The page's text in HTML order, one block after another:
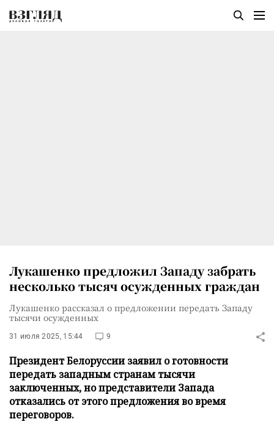
Лукашенко предложил Западу забрать
несколько тысяч осужденных граждан
Лукашенко рассказал о предложении передать Западу
тысячи осужденных
31 июля 2025, 15:44 9
Президент Белоруссии заявил о готовности
передать западным странам тысячи
заключенных, но представители Запада
отказались от этого предложения во время
переговоров.